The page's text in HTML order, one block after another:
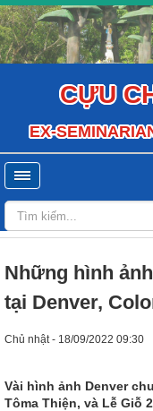
CỰU
EX-
Những hình
tại Denver,
Chủ nhật - 18/09/2022 09:30
Vài hình ảnh Denver
Tôma Thiện, và Lễ Giỗ